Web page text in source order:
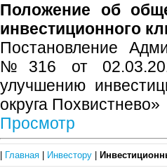
Положение об
инвестиционного
Постановление
№316 от
улучшению
округа Похвистнево»
Просмотр
Главная Инвестору